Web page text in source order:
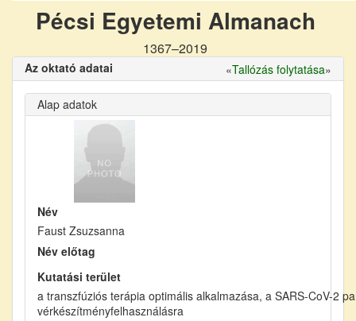
Pécsi Egyetemi Almanach
1367–2019
Az oktató adatai «Tallózás folytatása»
Alap adatok
Név
Faust Zsuzsanna
Név előtag
Kutatási terület
a transzfúziós terápia optimális alkalmazása, a SARS-CoV-2
vérkészítményfelhasználásra